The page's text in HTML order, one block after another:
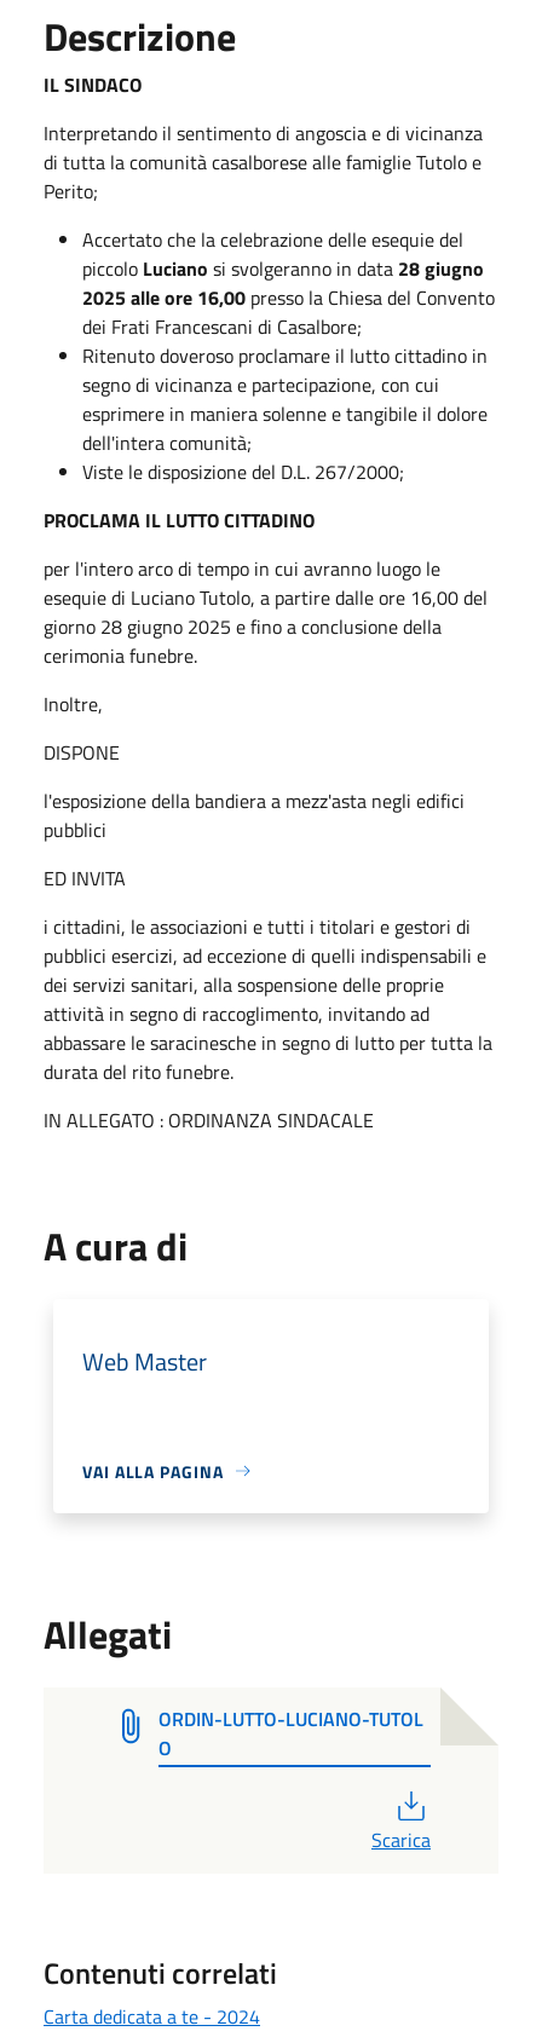
Descrizione
IL SINDACO
Interpretando il sentimento di angoscia e di vicinanza
di tutta la comunità casalborese alle famiglie Tutolo e
Perito;
Accertato che la celebrazione delle esequie del
piccolo Luciano si svolgeranno in data 28 giugno
2025 alle ore 16,00 presso la Chiesa del Convento
dei Frati Francescani di Casalbore;
Ritenuto doveroso proclamare il lutto cittadino in
segno di vicinanza e partecipazione, con cui
esprimere in maniera solenne e tangibile il dolore
dell'intera comunità;
Viste le disposizione del D.L. 267/2000;
PROCLAMA IL LUTTO CITTADINO
per l'intero arco di tempo in cui avranno luogo le
esequie di Luciano Tutolo, a partire dalle ore 16,00 del
giorno 28 giugno 2025 e fino a conclusione della
cerimonia funebre.
Inoltre,
DISPONE
l'esposizione della bandiera a mezz'asta negli edifici
pubblici
ED INVITA
i cittadini, le associazioni e tutti i titolari e gestori di
pubblici esercizi, ad eccezione di quelli indispensabili e
dei servizi sanitari, alla sospensione delle proprie
attività in segno di raccoglimento, invitando ad
abbassare le saracinesche in segno di lutto per tutta la
durata del rito funebre.
IN ALLEGATO : ORDINANZA SINDACALE
A cura di
Web Master
VAI ALLA PAGINA
Allegati
ORDIN-LUTTO-LUCIANO-TUTOL
O
Scarica
Contenuti correlati
Carta dedicata a te - 2024